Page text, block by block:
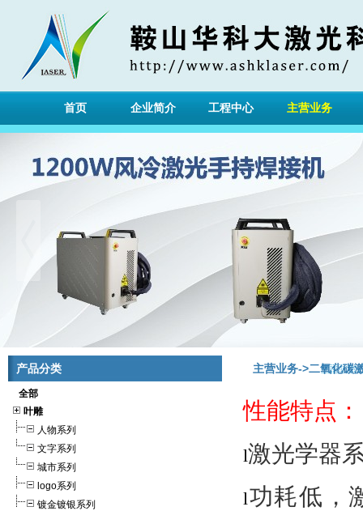
首页 企业简介 工程中心 主营业务
产品分类
全部
叶雕
人物系列
文字系列
城市系列
logo系列
镀金镀银系列
主营业务->二氧化碳
性能特点：
l激光学器
l功耗低，